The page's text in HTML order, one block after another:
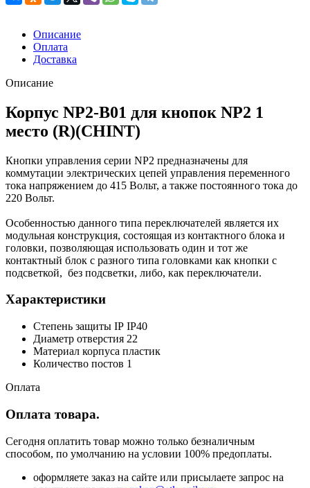
Описание
Оплата
Доставка
Описание
Корпус NP2-B01 для кнопок NP2 1
место (R)(CHINT)
Кнопки управления серии NP2 предназначены для
коммутации электрических цепей управления переменного
тока напряжением до 415 Вольт, а также постоянного тока до
220 Вольт.
Особенностью данного типа переключателей является их
модульная конструкция, состоящая из контактного блока и
головки, позволяющая использовать один и тот же
контактный блок с разного типа головками как кнопки с
подсветкой, без подсветки, либо, как переключатели.
Характеристики
Степень защиты IP IP40
Диаметр отверстия 22
Материал корпуса пластик
Количество постов 1
Оплата
Оплата товара.
Сегодня оплатить товар можно только безналичным
способом, по умолчанию на условии 100% предоплаты.
оформляете заказ на сайте или присылаете запрос на